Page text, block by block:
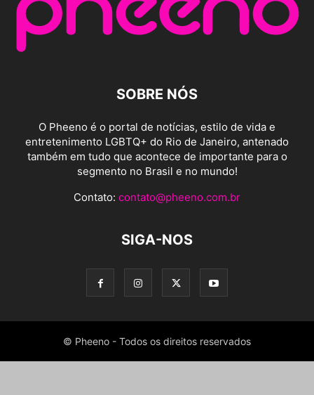
SOBRE NÓS
O Pheeno é o portal de notícias, estilo de vida e
entretenimento LGBTQ+ do Rio de Janeiro, antenado
também em tudo que acontece de importante para o
segmento no Brasil e no mundo!
Contato: contato@pheeno.com.br
SIGA-NOS
© Pheeno - Todos os direitos reservados